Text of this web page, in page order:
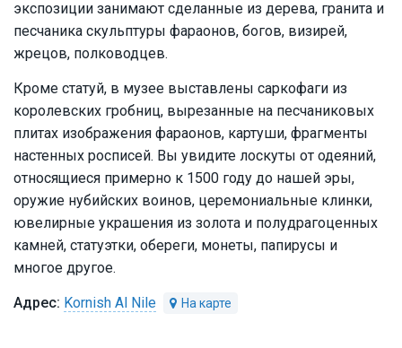
экспозиции занимают сделанные из дерева, гранита и
песчаника скульптуры фараонов, богов, визирей,
жрецов, полководцев.
Кроме статуй, в музее выставлены саркофаги из
королевских гробниц, вырезанные на песчаниковых
плитах изображения фараонов, картуши, фрагменты
настенных росписей. Вы увидите лоскуты от одеяний,
относящиеся примерно к 1500 году до нашей эры,
оружие нубийских воинов, церемониальные клинки,
ювелирные украшения из золота и полудрагоценных
камней, статуэтки, обереги, монеты, папирусы и
многое другое.
Kornish Al Nile